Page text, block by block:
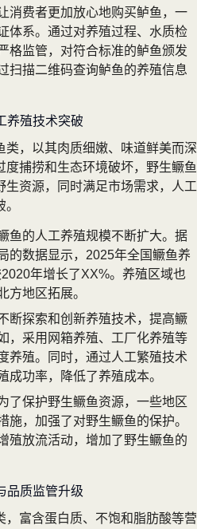
消费者更加放心地购买鲈鱼，一
体系。通过对养殖过程、水质检
格监管，对符合标准的鲈鱼颁发
扫描二维码查询鲈鱼的养殖信息
养殖技术突破
，以其肉质细嫩、味道鲜美而深
度捕捞和生态环境破坏，野生鳜鱼
生资源，同时满足市场需求，人工
鱼的人工养殖规模不断扩大。据
的数据显示，2025年全国鳜鱼养
年增长了XX%。养殖区域也
方地区拓展。
断探索和创新养殖技术，提高鳜
，采用网箱养殖、工厂化养殖等
养殖。同时，通过人工繁殖技术
成功率，降低了养殖成本。
了保护野生鳜鱼资源，一些地区
施，加强了对野生鳜鱼的保护。
殖放流活动，增加了野生鳜鱼的
品质监管升级
富含蛋白质、不饱和脂肪酸等营